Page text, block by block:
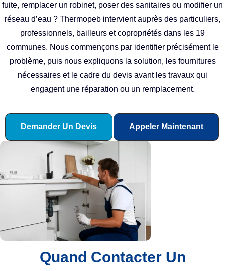
fuite, remplacer un robinet, poser des sanitaires ou modifier un
réseau d’eau ? Thermopeb intervient auprès des particuliers,
professionnels, bailleurs et copropriétés dans les 19
communes. Nous commençons par identifier précisément le
problème, puis nous expliquons la solution, les fournitures
nécessaires et le cadre du devis avant les travaux qui
engagent une réparation ou un remplacement.
Demander Un Devis Appeler Maintenant
Quand Contacter Un